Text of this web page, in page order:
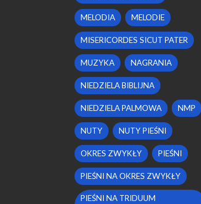
MELODIA MELODIE
MISERICORDES SICUT PATER
MUZYKA NAGRANIA
NIEDZIELA BIBLIJNA
NIEDZIELA PALMOWA NMP
NUTY NUTY PIEŚNI
OKRES ZWYKŁY PIEŚNI
PIEŚNI NA OKRES ZWYKŁY
PIEŚNI NA TRIDUUM